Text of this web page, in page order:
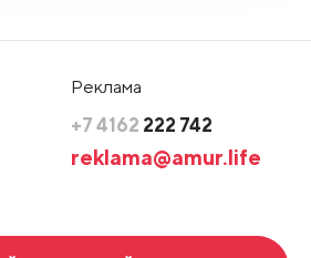
Реклама
+7 4162 222 742
reklama@amur.life